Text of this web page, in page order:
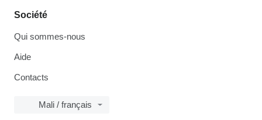
Société
Qui sommes-nous
Aide
Contacts
Mali / français